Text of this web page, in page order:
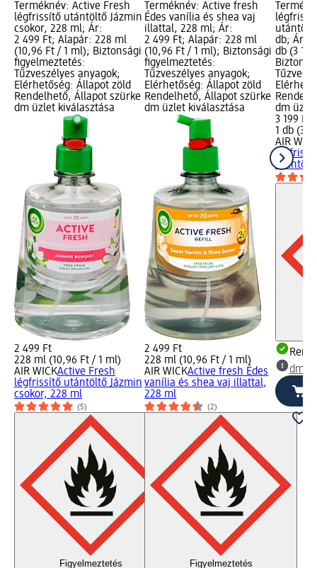
Terméknév: Active Fresh
légfrissítő utántöltő Jázmin
csokor, 228 ml; Ár:
2 499 Ft; Alapár: 228 ml
(10,96 Ft / 1 ml); Biztonsági
figyelmeztetés:
Tűzveszélyes anyagok;
Elérhetőség: Állapot zöld
Rendelhető, Állapot szürke
dm üzlet kiválasztása
2 499 Ft
228 ml (10,96 Ft / 1 ml)
AIR WICKActive Fresh
légfrissítő utántöltő Jázmin
csokor, 228 ml
(5)
Figyelmeztetés
Terméknév: Active fresh
Édes vanília és shea vaj
illattal, 228 ml; Ár:
2 499 Ft; Alapár: 228 ml
(10,96 Ft / 1 ml); Biztonsági
figyelmeztetés:
Tűzveszélyes anyagok;
Elérhetőség: Állapot zöld
Rendelhető, Állapot szürke
dm üzlet kiválasztása
2 499 Ft
228 ml (10,96 Ft / 1 ml)
AIR WICKActive fresh Édes
vanília és shea vaj illattal,
228 ml
(2)
Figyelmeztetés
db; Ár: 3
db (3
dm
3 199 Ft
1 db (3
AIR
dm